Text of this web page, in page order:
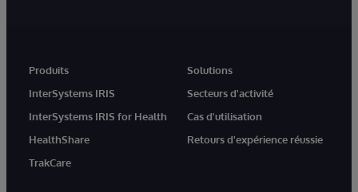
Produits
InterSystems IRIS
InterSystems IRIS for Health
HealthShare
TrakCare
Solutions
Secteurs d'activité
Cas d'utilisation
Retours d'expérience réussie